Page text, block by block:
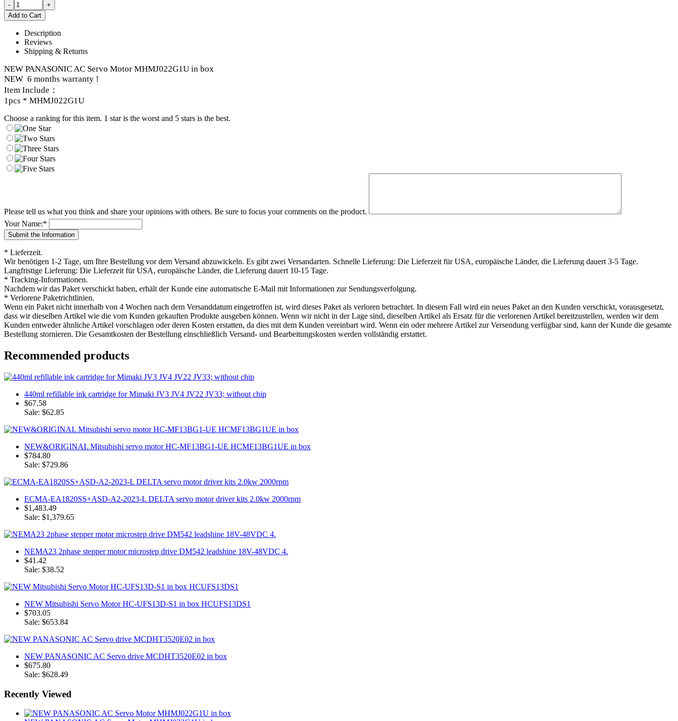
Description
Reviews
Shipping & Returns
NEW PANASONIC AC Servo Motor MHMJ022G1U in box
NEW 6 months warranty !
Item Include：
1pcs * MHMJ022G1U
Choose a ranking for this item. 1 star is the worst and 5 stars is the best.
Please tell us what you think and share your opinions with others. Be sure to focus your comments on the product.
Your Name:*
* Lieferzeit.
Wir benötigen 1-2 Tage, um Ihre Bestellung vor dem Versand abzuwickeln. Es gibt zwei Versandarten. Schnelle Lieferung: Die Lieferzeit für USA, europäische Länder, die Lieferung dauert 3-5 Tage.
Langfristige Lieferung: Die Lieferzeit für USA, europäische Länder, die Lieferung dauert 10-15 Tage.
* Tracking-Informationen.
Nachdem wir das Paket verschickt haben, erhält der Kunde eine automatische E-Mail mit Informationen zur Sendungsverfolgung.
* Verlorene Paketrichtlinien.
Wenn ein Paket nicht innerhalb von 4 Wochen nach dem Versanddatum eingetroffen ist, wird dieses Paket als verloren betrachtet. In diesem Fall wird ein neues Paket an den Kunden verschickt, vorausgesetzt,
dass wir dieselben Artikel wie die vom Kunden gekauften Produkte ausgeben können. Wenn wir nicht in der Lage sind, dieselben Artikel als Ersatz für die verlorenen Artikel bereitzustellen, werden wir dem
Kunden entweder ähnliche Artikel vorschlagen oder deren Kosten erstatten, da dies mit dem Kunden vereinbart wird. Wenn ein oder mehrere Artikel zur Versendung verfügbar sind, kann der Kunde die gesamte
Bestellung stornieren. Die Gesamtkosten der Bestellung einschließlich Versand- und Bearbeitungskosten werden vollständig erstattet.
Recommended products
440ml refillable ink cartridge for Mimaki JV3 JV4 JV22 JV33; without chip
$67.58
Sale: $62.85
NEW&ORIGINAL Mitsubishi servo motor HC-MF13BG1-UE HCMF13BG1UE in box
$784.80
Sale: $729.86
ECMA-EA1820SS+ASD-A2-2023-L DELTA servo motor driver kits 2.0kw 2000rpm
$1,483.49
Sale: $1,379.65
NEMA23 2phase stepper motor microstep drive DM542 leadshine 18V-48VDC 4.
$41.42
Sale: $38.52
NEW Mitsubishi Servo Motor HC-UFS13D-S1 in box HCUFS13DS1
$703.05
Sale: $653.84
NEW PANASONIC AC Servo drive MCDHT3520E02 in box
$675.80
Sale: $628.49
Recently Viewed